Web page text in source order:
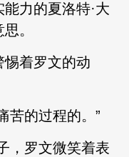
力的夏洛特·大
。
惕着罗文的动
苦的过程的。”
，罗文微笑着表